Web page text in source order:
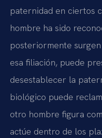
paternidad en ciertos
hombre ha sido
posteriormente
esa filiación, puede
desestablecer la
biológico puede
otro hombre figura
actúe dentro de los